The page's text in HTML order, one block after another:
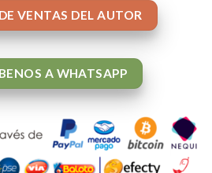
VENTAS DEL AUTOR
A WHATSAPP